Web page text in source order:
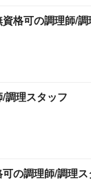
格可の調理師/
調理スタッフ
の調理師/調理ス